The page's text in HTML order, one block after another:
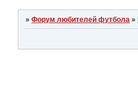
»Форум любителей футбола »